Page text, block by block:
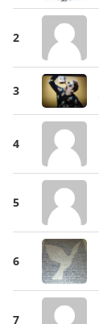
2
3
4
5
6
7